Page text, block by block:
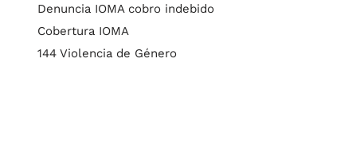
Denuncia IOMA cobro indebido
Cobertura IOMA
144 Violencia de Género